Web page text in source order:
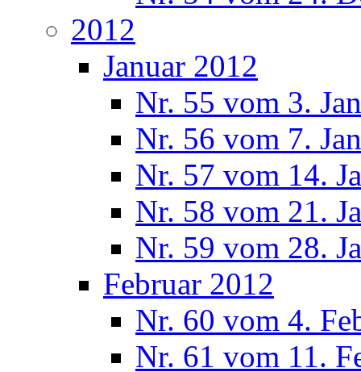
2012
Januar 2012
Nr. 55 vom 3.
Nr. 56 vom 7.
Nr. 57 vom 14.
Nr. 58 vom 21.
Nr. 59 vom 28.
Februar 2012
Nr. 60 vom 4.
Nr. 61 vom 11.